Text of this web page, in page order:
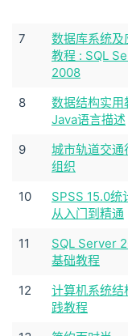
7
数据库系统及
教程 : SQL
2008
8
数据结构实用
Java语言描述
9
城市轨道交通
组织
10
SPSS 15.0统
从入门到精通
11
SQL Server
基础教程
12
计算机系统结
践教程